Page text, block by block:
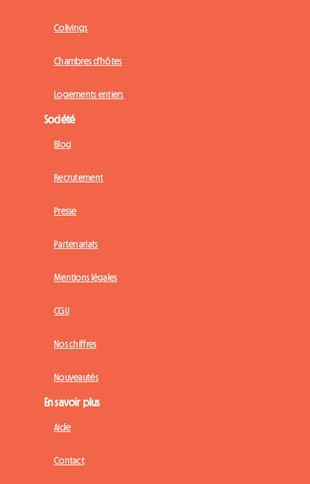
Colivings
Chambres d'hôtes
Logements entiers
Société
Blog
Recrutement
Presse
Partenariats
Mentions légales
CGU
Nos chiffres
Nouveautés
En savoir plus
Aide
Contact